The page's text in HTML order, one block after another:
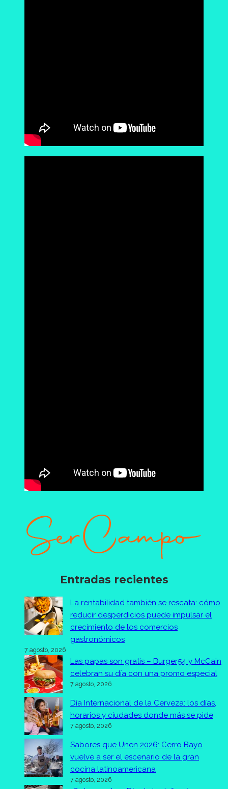
Entradas recientes
La rentabilidad también se rescata: cómo
reducir desperdicios puede impulsar el
crecimiento de los comercios
gastronómicos
7 agosto, 2026
Las papas son gratis – Burger54 y McCain
celebran su día con una promo especial
7 agosto, 2026
Día Internacional de la Cerveza: los días,
horarios y ciudades donde más se pide
7 agosto, 2026
Sabores que Unen 2026: Cerro Bayo
vuelve a ser el escenario de la gran
cocina latinoamericana
7 agosto, 2026